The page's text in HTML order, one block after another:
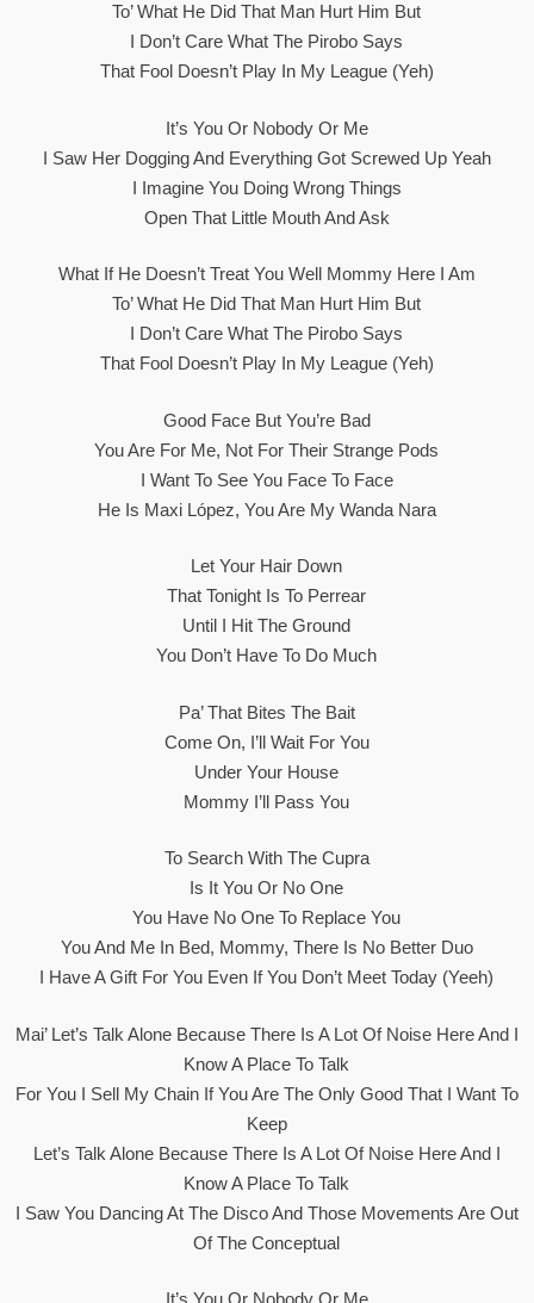
To’ What He Did That Man Hurt Him But
I Don’t Care What The Pirobo Says
That Fool Doesn’t Play In My League (yeh)
It’s You Or Nobody Or Me
I Saw Her Dogging And Everything Got Screwed Up Yeah
I Imagine You Doing Wrong Things
Open That Little Mouth And Ask
What If He Doesn’t Treat You Well Mommy Here I Am
To’ What He Did That Man Hurt Him But
I Don’t Care What The Pirobo Says
That Fool Doesn’t Play In My League (yeh)
Good Face But You’re Bad
You Are For Me, Not For Their Strange Pods
I Want To See You Face To Face
He Is Maxi López, You Are My Wanda Nara
Let Your Hair Down
That Tonight Is To Perrear
Until I Hit The Ground
You Don’t Have To Do Much
Pa’ That Bites The Bait
Come On, I’ll Wait For You
Under Your House
Mommy I’ll Pass You
To Search With The Cupra
Is It You Or No One
You Have No One To Replace You
You And Me In Bed, Mommy, There Is No Better Duo
I Have A Gift For You Even If You Don’t Meet Today (yeeh)
Mai’ Let’s Talk Alone Because There Is A Lot Of Noise Here And I
Know A Place To Talk
For You I Sell My Chain If You Are The Only Good That I Want To
Keep
Let’s Talk Alone Because There Is A Lot Of Noise Here And I
Know A Place To Talk
I Saw You Dancing At The Disco And Those Movements Are Out
Of The Conceptual
It’s You Or Nobody Or Me